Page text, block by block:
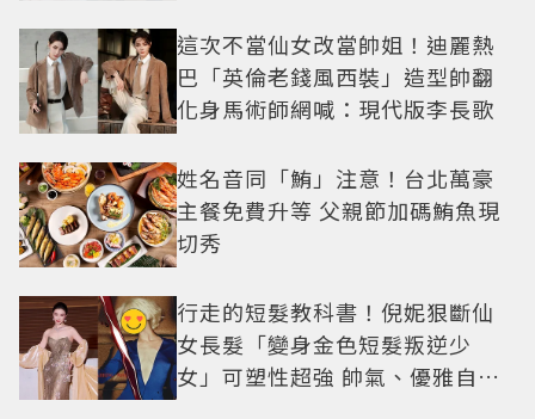
這次不當仙女改當帥姐！迪麗熱
巴「英倫老錢風西裝」造型帥翻
化身馬術師網喊：現代版李長歌
姓名音同「鮪」注意！台北萬豪
主餐免費升等 父親節加碼鮪魚現
切秀
行走的短髮教科書！倪妮狠斷仙
女長髮「變身金色短髮叛逆少
女」可塑性超強 帥氣、優雅自由